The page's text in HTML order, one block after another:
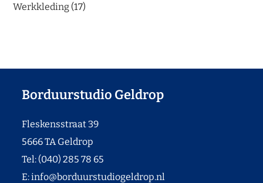
Werkkleding 17
Borduurstudio Geldrop
Fleskensstraat 39
5666 TA Geldrop
Tel: (040) 285 78 65
E:info@borduurstudiogeldrop.nl